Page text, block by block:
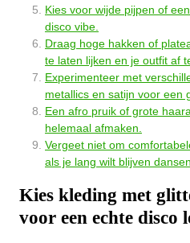
Kies voor wijde pijpen of
disco vibe.
Draag hoge hakken of
te laten lijken en je outfit af
Experimenteer met
metallics en satijn voor een
Een afro pruik of grote
helemaal afmaken.
Vergeet niet om
als je lang wilt blijven
Kies kleding met
voor een echte disco